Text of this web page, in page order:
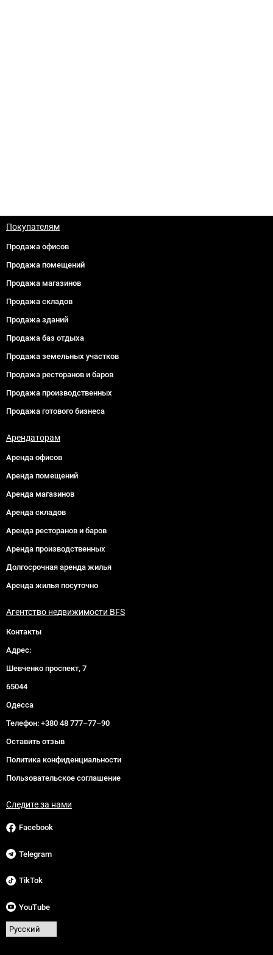
Покупателям
Продажа офисов
Продажа помещений
Продажа магазинов
Продажа складов
Продажа зданий
Продажа баз отдыха
Продажа земельных участков
Продажа ресторанов и баров
Продажа производственных
Продажа готового бизнеса
Арендаторам
Аренда офисов
Аренда помещений
Аренда магазинов
Аренда складов
Аренда ресторанов и баров
Аренда производственных
Долгосрочная аренда жилья
Аренда жилья посуточно
Агентство недвижимости BFS
Контакты
Адрес:
Шевченко проспект, 7
65044
Одесса
Телефон: +380 48 777–77–90
Оставить отзыв
Политика конфиденциальности
Пользовательское соглашение
Следите за нами
Facebook
Telegram
TikTok
YouTube